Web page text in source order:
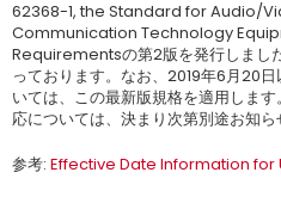
62368-1, the Standard for Audio/
Communication Technology
Requirementsの第2版を発行しまし
っております。なお、2019年6月20
いては、この最新版規格を適用しま
応については、決まり次第別途お知ら
参考: Effective Date Information for